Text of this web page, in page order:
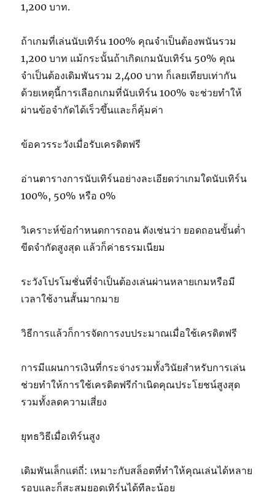
1,200 บาท.
ถ้าเกมที่เล่นนับเทิร์น 100% คุณจำเป็นต้องพนันรวม
1,200 บาท แม้กระนั้นถ้าเกิดเกมนับเทิร์น 50% คุณ
จำเป็นต้องเดิมพันรวม 2,400 บาท ก็เลยเทียบเท่ากัน
ด้วยเหตุนี้การเลือกเกมที่นับเทิร์น 100% จะช่วยทำให้
ผ่านข้อจำกัดได้เร็วขึ้นและก็คุ้มค่า
ข้อควรระวังเมื่อรับเครดิตฟรี
อ่านตารางการนับเทิร์นอย่างละเอียดว่าเกมใดนับเทิร์น
100%, 50% หรือ 0%
วิเคราะห์ข้อกำหนดการถอน ดังเช่นว่า ยอดถอนขั้นต่ำ
ขีดจำกัดสูงสุด แล้วก็ค่าธรรมเนียม
ระวังโปรโมชั่นที่จำเป็นต้องเล่นผ่านหลายเกมหรือมี
เวลาใช้งานสั้นมากมาย
วิธีการแล้วก็การจัดการงบประมาณเมื่อใช้เครดิตฟรี
การมีแผนการเงินที่กระจ่างรวมทั้งวินัยสำหรับการเล่น
ช่วยทำให้การใช้เครดิตฟรีกำเนิดคุณประโยชน์สูงสุด
รวมทั้งลดความเสี่ยง
ยุทธวิธีเมื่อเทิร์นสูง
เดิมพันเล็กแต่ถี่: เหมาะกับสล็อตที่ทำให้คุณเล่นได้หลาย
รอบและก็สะสมยอดเทิร์นได้ทีละน้อย